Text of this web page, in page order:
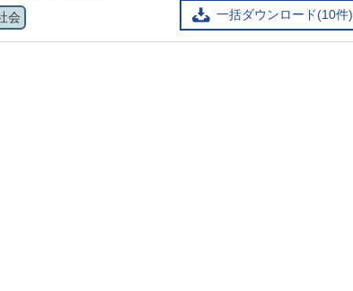
一括ダウンロード(10件)
会